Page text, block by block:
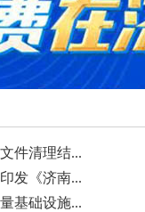
件清理结...
发《济南...
基础设施...